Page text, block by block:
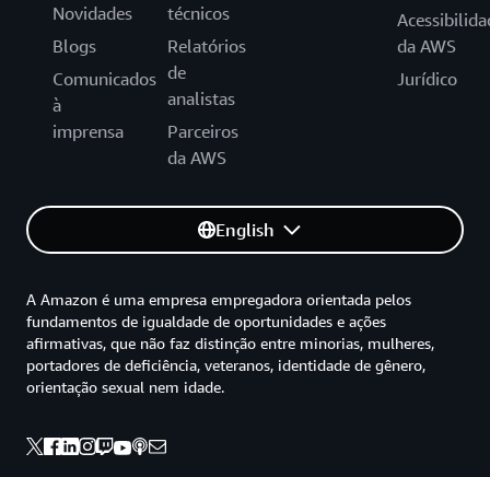
Novidades
Blogs
Comunicados
à
imprensa
técnicos
Relatórios
de
analistas
Parceiros
da AWS
da AWS
Jurídico
English
A Amazon é uma empresa empregadora orientada pelos
fundamentos de igualdade de oportunidades e ações
afirmativas, que não faz distinção entre minorias, mulheres,
portadores de deficiência, veteranos, identidade de gênero,
orientação sexual nem idade.